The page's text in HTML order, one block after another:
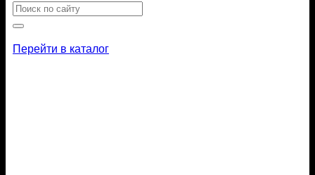
Искать:
Перейти в каталог